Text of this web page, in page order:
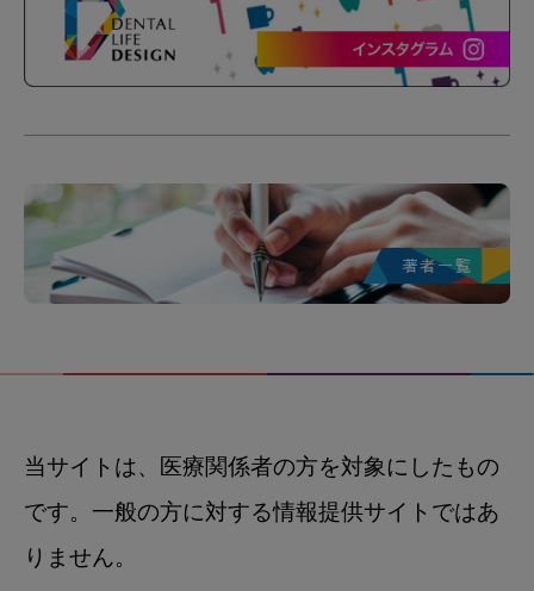
当サイトは、医療関係者の方を対象にしたもの
です。一般の方に対する情報提供サイトではあ
りません。